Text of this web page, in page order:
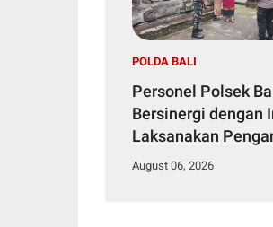
POLDA BALI
Personel Polsek
Bersinergi dengan
Laksanakan
Persembahyangan dalam
August 06, 2026